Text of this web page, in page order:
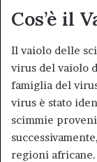
Cos’è il
Il vaiolo delle
virus del vaiolo
famiglia del
virus è stato
scimmie
regioni africane.